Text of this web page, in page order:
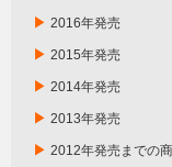
▶ 2016年発売
▶ 2015年発売
▶ 2014年発売
▶ 2013年発売
▶ 2012年発売までの